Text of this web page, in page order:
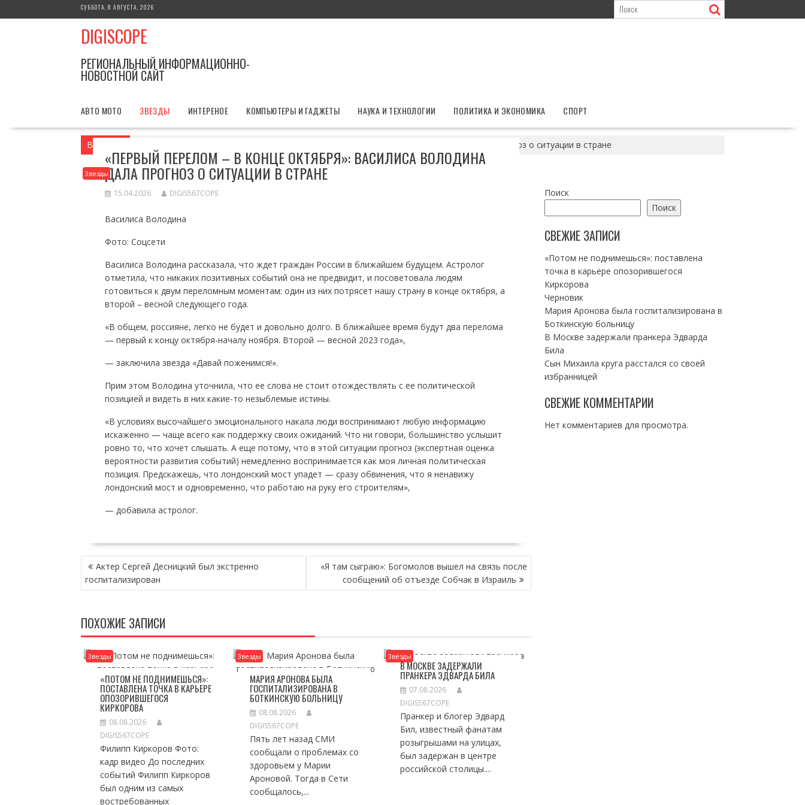
к
СУББОТА, 8 АВГУСТА, 2026
DIGISCOPE
РЕГИОНАЛЬНЫЙ ИНФОРМАЦИОННО-
НОВОСТНОЙ САЙТ
АВТО МОТО ЗВЕЗДЫ ИНТЕРЕНОЕ КОМПЬЮТЕРЫ И ГАДЖЕТЫ НАУКА И ТЕХНОЛОГИИ ПОЛИТИКА И ЭКОНОМИКА СПОРТ
Вы здесь «Первый перелом – в конце октября»: Василиса Володина дала прогноз о ситуации в стране
Звезды
«ПЕРВЫЙ ПЕРЕЛОМ – В КОНЦЕ ОКТЯБРЯ»: ВАСИЛИСА ВОЛОДИНА
ДАЛА ПРОГНОЗ О СИТУАЦИИ В СТРАНЕ
15.04.2026 DIGIS567COPE
Василиса Володина
Фото: Соцсети
Василиса Володина рассказала, что ждет граждан России в ближайшем будущем. Астролог
отметила, что никаких позитивных событий она не предвидит, и посоветовала людям
готовиться к двум переломным моментам: один из них потрясет нашу страну в конце октября, а
второй – весной следующего года.
«В общем, россияне, легко не будет и довольно долго. В ближайшее время будут два перелома
— первый к концу октября-началу ноября. Второй — весной 2023 года»,
— заключила звезда «Давай поженимся!».
Прим этом Володина уточнила, что ее слова не стоит отождествлять с ее политической
позицией и видеть в них какие-то незыблемые истины.
«В условиях высочайшего эмоционального накала люди воспринимают любую информацию
искаженно — чаще всего как поддержку своих ожиданий. Что ни говори, большинство услышит
ровно то, что хочет слышать. А еще потому, что в этой ситуации прогноз (экспертная оценка
вероятности развития событий) немедленно воспринимается как моя личная политическая
позиция. Предскажешь, что лондонский мост упадет — сразу обвинения, что я ненавижу
лондонский мост и одновременно, что работаю на руку его строителям»,
— добавила астролог.
НАВИГАЦИЯ
ПО
ЗАПИСЯМ
Актер Сергей Десницкий был экстренно
госпитализирован
«Я там сыграю»: Богомолов вышел на связь после
сообщений об отъезде Собчак в Израиль
ПОХОЖИЕ ЗАПИСИ
Звезды
«ПОТОМ НЕ ПОДНИМЕШЬСЯ»:
ПОСТАВЛЕНА ТОЧКА В КАРЬЕРЕ
ОПОЗОРИВШЕГОСЯ
КИРКОРОВА
08.08.2026
DIGIS567COPE
Филипп Киркоров Фото:
кадр видео До последних
событий Филипп Киркоров
был одним из самых
востребованных
Звезды
МАРИЯ АРОНОВА БЫЛА
ГОСПИТАЛИЗИРОВАНА В
БОТКИНСКУЮ БОЛЬНИЦУ
08.08.2026
DIGIS567COPE
Пять лет назад СМИ
сообщали о проблемах со
здоровьем у Марии
Ароновой. Тогда в Сети
сообщалось,...
Звезды
В МОСКВЕ ЗАДЕРЖАЛИ
ПРАНКЕРА ЭДВАРДА БИЛА
07.08.2026
DIGIS567COPE
Пранкер и блогер Эдвард
Бил, известный фанатам
розыгрышами на улицах,
был задержан в центре
российской столицы....
Поиск
Поиск
СВЕЖИЕ ЗАПИСИ
«Потом не поднимешься»: поставлена
точка в карьере опозорившегося
Киркорова
Черновик
Мария Аронова была госпитализирована в
Боткинскую больницу
В Москве задержали пранкера Эдварда
Била
Сын Михаила круга расстался со своей
избранницей
СВЕЖИЕ КОММЕНТАРИИ
Нет комментариев для просмотра.